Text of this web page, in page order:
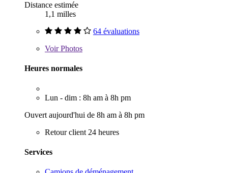
Distance estimée
1,1 milles
64 évaluations
VoirPhotos
Heures normales
Lun - dim : 8h am à 8h pm
Ouvert aujourd'hui de 8h am à 8h pm
Retour client 24 heures
Services